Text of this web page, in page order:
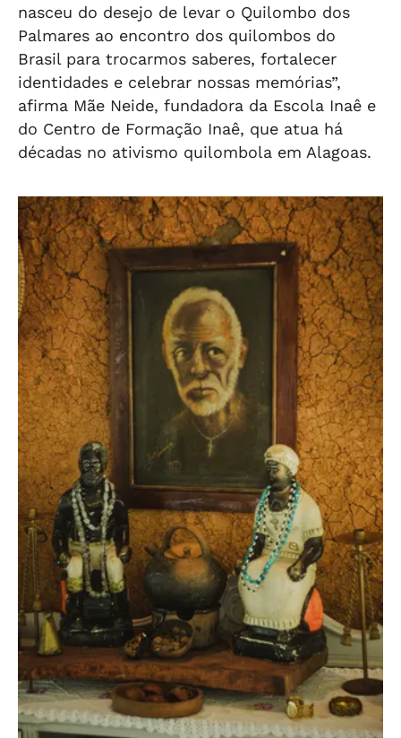
nasceu do desejo de levar o Quilombo dos
Palmares ao encontro dos quilombos do
Brasil para trocarmos saberes, fortalecer
identidades e celebrar nossas memórias”,
afirma Mãe Neide, fundadora da Escola Inaê e
do Centro de Formação Inaê, que atua há
décadas no ativismo quilombola em Alagoas.